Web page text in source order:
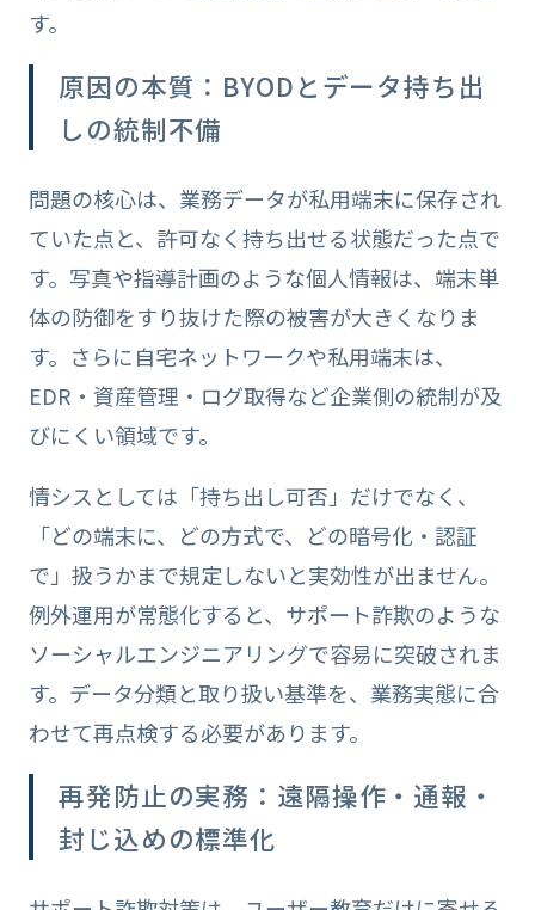
す。
原因の本質：BYODとデータ持ち出
しの統制不備
問題の核心は、業務データが私用端末に保存され
ていた点と、許可なく持ち出せる状態だった点で
す。写真や指導計画のような個人情報は、端末単
体の防御をすり抜けた際の被害が大きくなりま
す。さらに自宅ネットワークや私用端末は、
EDR・資産管理・ログ取得など企業側の統制が及
びにくい領域です。
情シスとしては「持ち出し可否」だけでなく、
「どの端末に、どの方式で、どの暗号化・認証
で」扱うかまで規定しないと実効性が出ません。
例外運用が常態化すると、サポート詐欺のような
ソーシャルエンジニアリングで容易に突破されま
す。データ分類と取り扱い基準を、業務実態に合
わせて再点検する必要があります。
再発防止の実務：遠隔操作・通報・
封じ込めの標準化